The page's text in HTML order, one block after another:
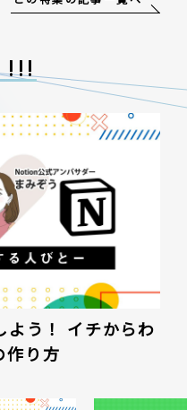
!!!
よう！ イチからわ
作り方